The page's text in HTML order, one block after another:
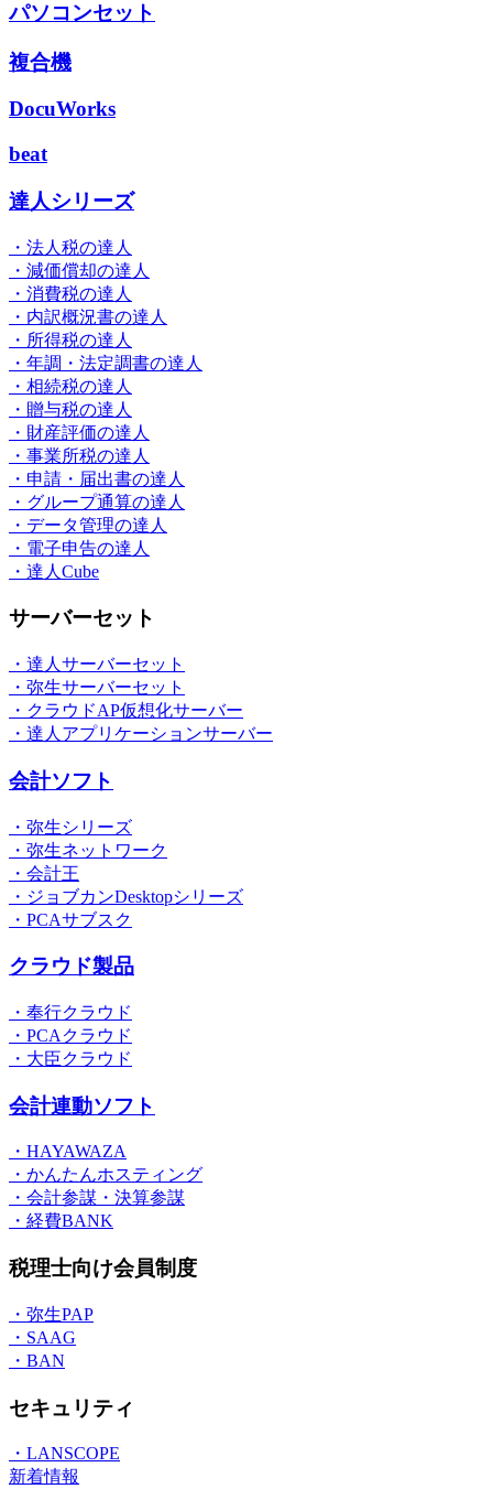
パソコンセット
複合機
DocuWorks
beat
達人シリーズ
・法人税の達人
・減価償却の達人
・消費税の達人
・内訳概況書の達人
・所得税の達人
・年調・法定調書の達人
・相続税の達人
・贈与税の達人
・財産評価の達人
・事業所税の達人
・申請・届出書の達人
・グループ通算の達人
・データ管理の達人
・電子申告の達人
・達人Cube
サーバーセット
・達人サーバーセット
・弥生サーバーセット
・クラウドAP仮想化サーバー
・達人アプリケーションサーバー
会計ソフト
・弥生シリーズ
・弥生ネットワーク
・会計王
・ジョブカンDesktopシリーズ
・PCAサブスク
クラウド製品
・奉行クラウド
・PCAクラウド
・大臣クラウド
会計連動ソフト
・HAYAWAZA
・かんたんホスティング
・会計参謀・決算参謀
・経費BANK
税理士向け会員制度
・弥生PAP
・SAAG
・BAN
セキュリティ
・LANSCOPE
新着情報